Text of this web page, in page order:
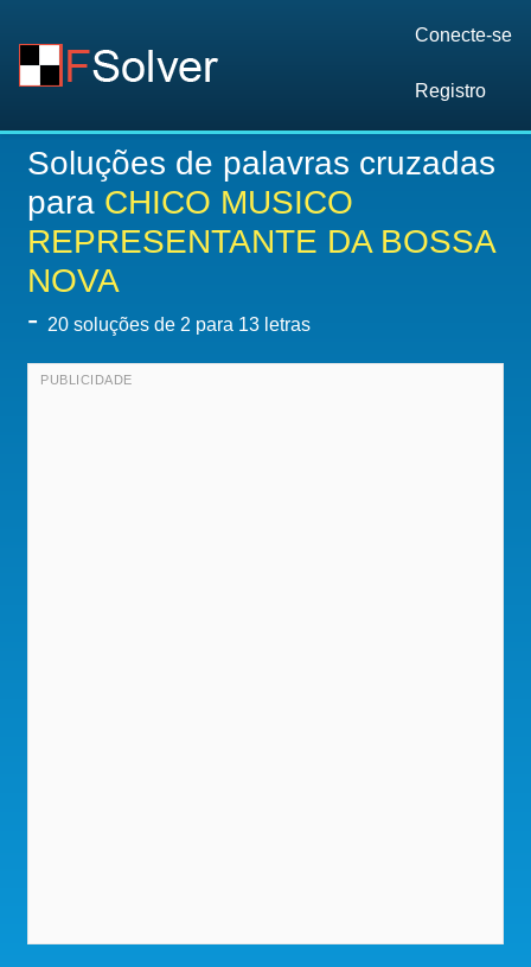
Conecte-se
Registro
Soluções de palavras cruzadas
para CHICO MUSICO
REPRESENTANTE DA BOSSA
NOVA
- 20 soluções de 2 para 13 letras